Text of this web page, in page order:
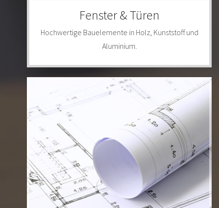
Fenster & Türen
Hochwertige Bauelemente in Holz, Kunststoff und
Aluminium.